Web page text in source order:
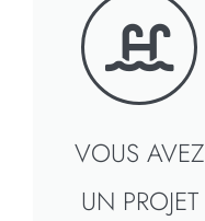
VOUS AVEZ
UN PROJET